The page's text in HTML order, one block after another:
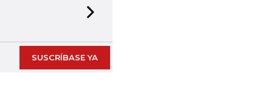
SUSCRÍBASE YA